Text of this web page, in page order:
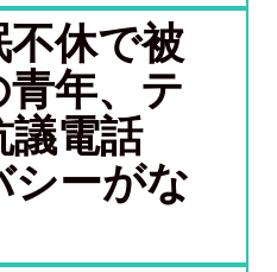
不休で被
年、テ
議電話
シーがな